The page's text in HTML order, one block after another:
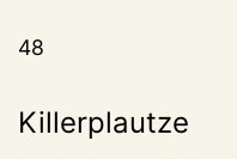
48
Killerplautze